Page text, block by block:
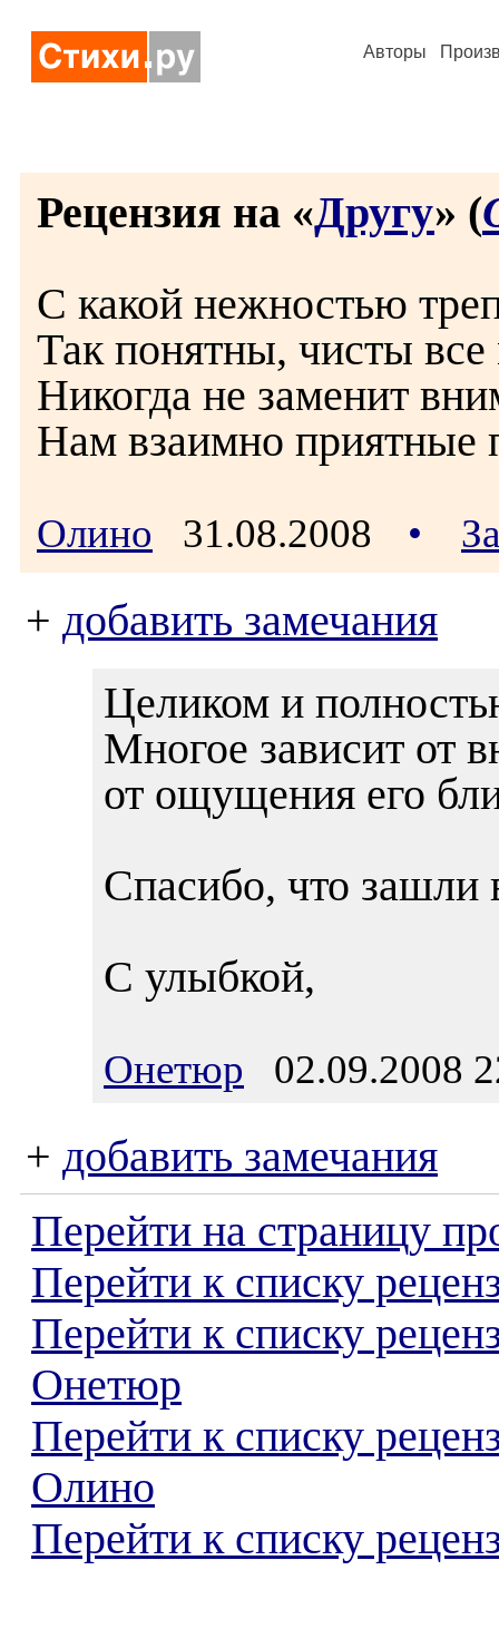
Авторы
Рецензия на «Другу» (
С какой нежностью
Так понятны, чисты
Никогда не заменит
Нам взаимно приятные
Олино 31.08.2008 •
+ добавить замечания
Целиком и
Многое зависит от
от ощущения его
Спасибо, что зашли
С улыбкой,
Онетюр 02.09.2008
+ добавить замечания
Перейти на страницу
Перейти к списку
Перейти к списку
Онетюр
Перейти к списку
Олино
Перейти к списку